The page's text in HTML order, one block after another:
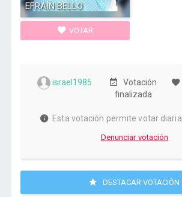
EFRAIN BELLO
VOTAR
israel1985
Votación
finalizada
Esta votación permite votar
Denunciar votación
DESTACAR VOTACIÓN